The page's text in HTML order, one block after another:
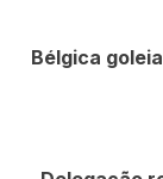
Bélgica